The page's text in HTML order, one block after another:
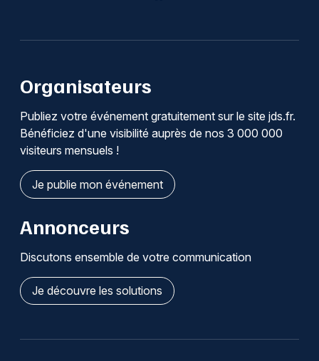
Organisateurs
Publiez votre événement gratuitement sur le site jds.fr.
Bénéficiez d'une visibilité auprès de nos 3 000 000
visiteurs mensuels !
Je publie mon événement
Annonceurs
Discutons ensemble de votre communication
Je découvre les solutions